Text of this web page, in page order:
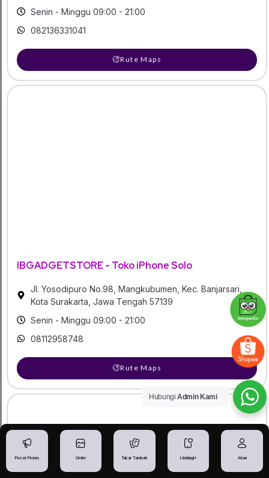
Senin - Minggu 09:00 - 21:00
082136331041
Rute Maps
IBGADGETSTORE - Toko iPhone Solo
Jl. Yosodipuro No.98, Mangkubumen, Kec. Banjarsari,
Kota Surakarta, Jawa Tengah 57139
Senin - Minggu 09:00 - 21:00
08112958748
Rute Maps
Pusat Promo Order Tukar Tambah Lindungi+ Akun
Hubungi Admin Kami